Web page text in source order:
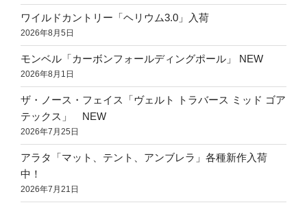
ワイルドカントリー「ヘリウム3.0」入荷
2026年8月5日
モンベル「カーボンフォールディングポール」 NEW
2026年8月1日
ザ・ノース・フェイス「ヴェルト トラバース ミッド ゴア
テックス」 NEW
2026年7月25日
アラタ「マット、テント、アンブレラ」各種新作入荷
中！
2026年7月21日